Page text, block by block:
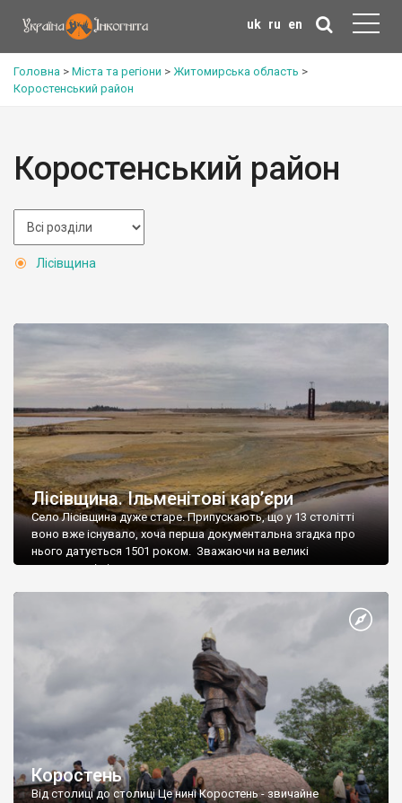
uk ru en
Головна > Міста та регіони > Житомирська область >
Коростенський район
Коростенський район
Лісівщина
Лісівщина. Ільменітові кар’єри
Село Лісівщина дуже старе. Припускають, що у 13 столітті
воно вже існувало, хоча перша документальна згадка про
нього датується 1501 роком. Зважаючи на великі
навколишні ліси, а це полювання та деревина, магнати
Коростень
Від столиці до столиці Це нині Коростень - звичайне